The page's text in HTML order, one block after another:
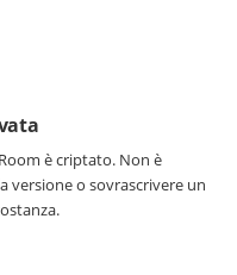
è criptato. Non è
versione o sovrascrivere un